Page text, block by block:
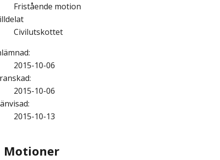
Fristående motion
Civilutskottet
:
2015-10-06
:
2015-10-06
:
2015-10-13
Motioner